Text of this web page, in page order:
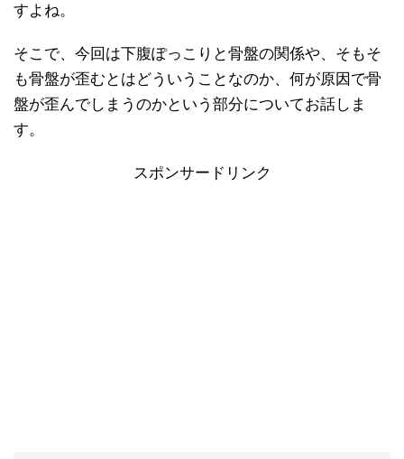
すよね。
そこで、今回は下腹ぽっこりと骨盤の関係や、そもそ
も骨盤が歪むとはどういうことなのか、何が原因で骨
盤が歪んでしまうのかという部分についてお話しま
す。
スポンサードリンク